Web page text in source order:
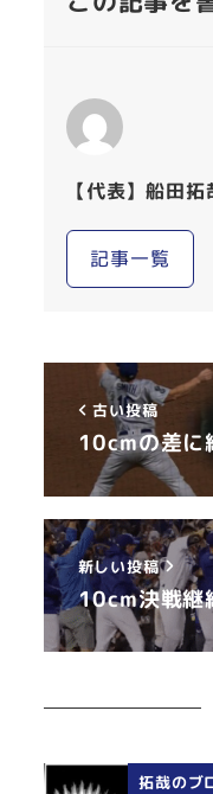
【代表】船田拓
記事一覧
古い投稿
10cmの差に
新しい投稿
10cm決戦継
拓哉のブ